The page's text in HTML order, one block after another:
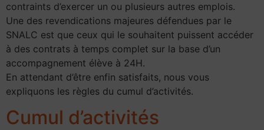
contraints d’exercer un ou plusieurs autres emplois.
Une des revendications majeures défendues par le
SNALC est que ceux qui le souhaitent puissent accéder
à des contrats à temps complet sur la base d’un
accompagnement élève à 24H.
En attendant d’être enfin satisfaits, nous vous
expliquons les règles du cumul d’activités.
Cumul d’activités